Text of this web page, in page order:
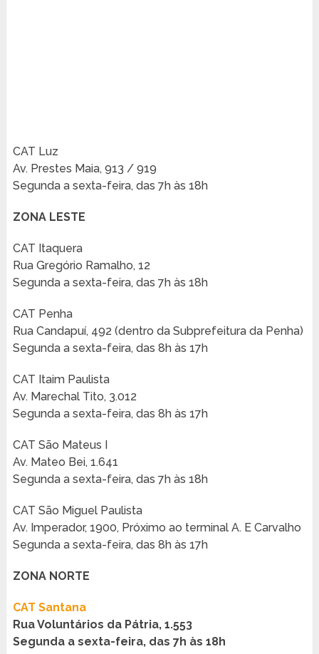
CAT Luz
Av. Prestes Maia, 913 / 919
Segunda a sexta-feira, das 7h às 18h
ZONA LESTE
CAT Itaquera
Rua Gregório Ramalho, 12
Segunda a sexta-feira, das 7h às 18h
CAT Penha
Rua Candapuí, 492 (dentro da Subprefeitura da Penha)
Segunda a sexta-feira, das 8h às 17h
CAT Itaim Paulista
Av. Marechal Tito, 3.012
Segunda a sexta-feira, das 8h às 17h
CAT São Mateus I
Av. Mateo Bei, 1.641
Segunda a sexta-feira, das 7h às 18h
CAT São Miguel Paulista
Av. Imperador, 1900, Próximo ao terminal A. E Carvalho
Segunda a sexta-feira, das 8h às 17h
ZONA NORTE
CAT Santana
Rua Voluntários da Pátria, 1.553
Segunda a sexta-feira, das 7h às 18h